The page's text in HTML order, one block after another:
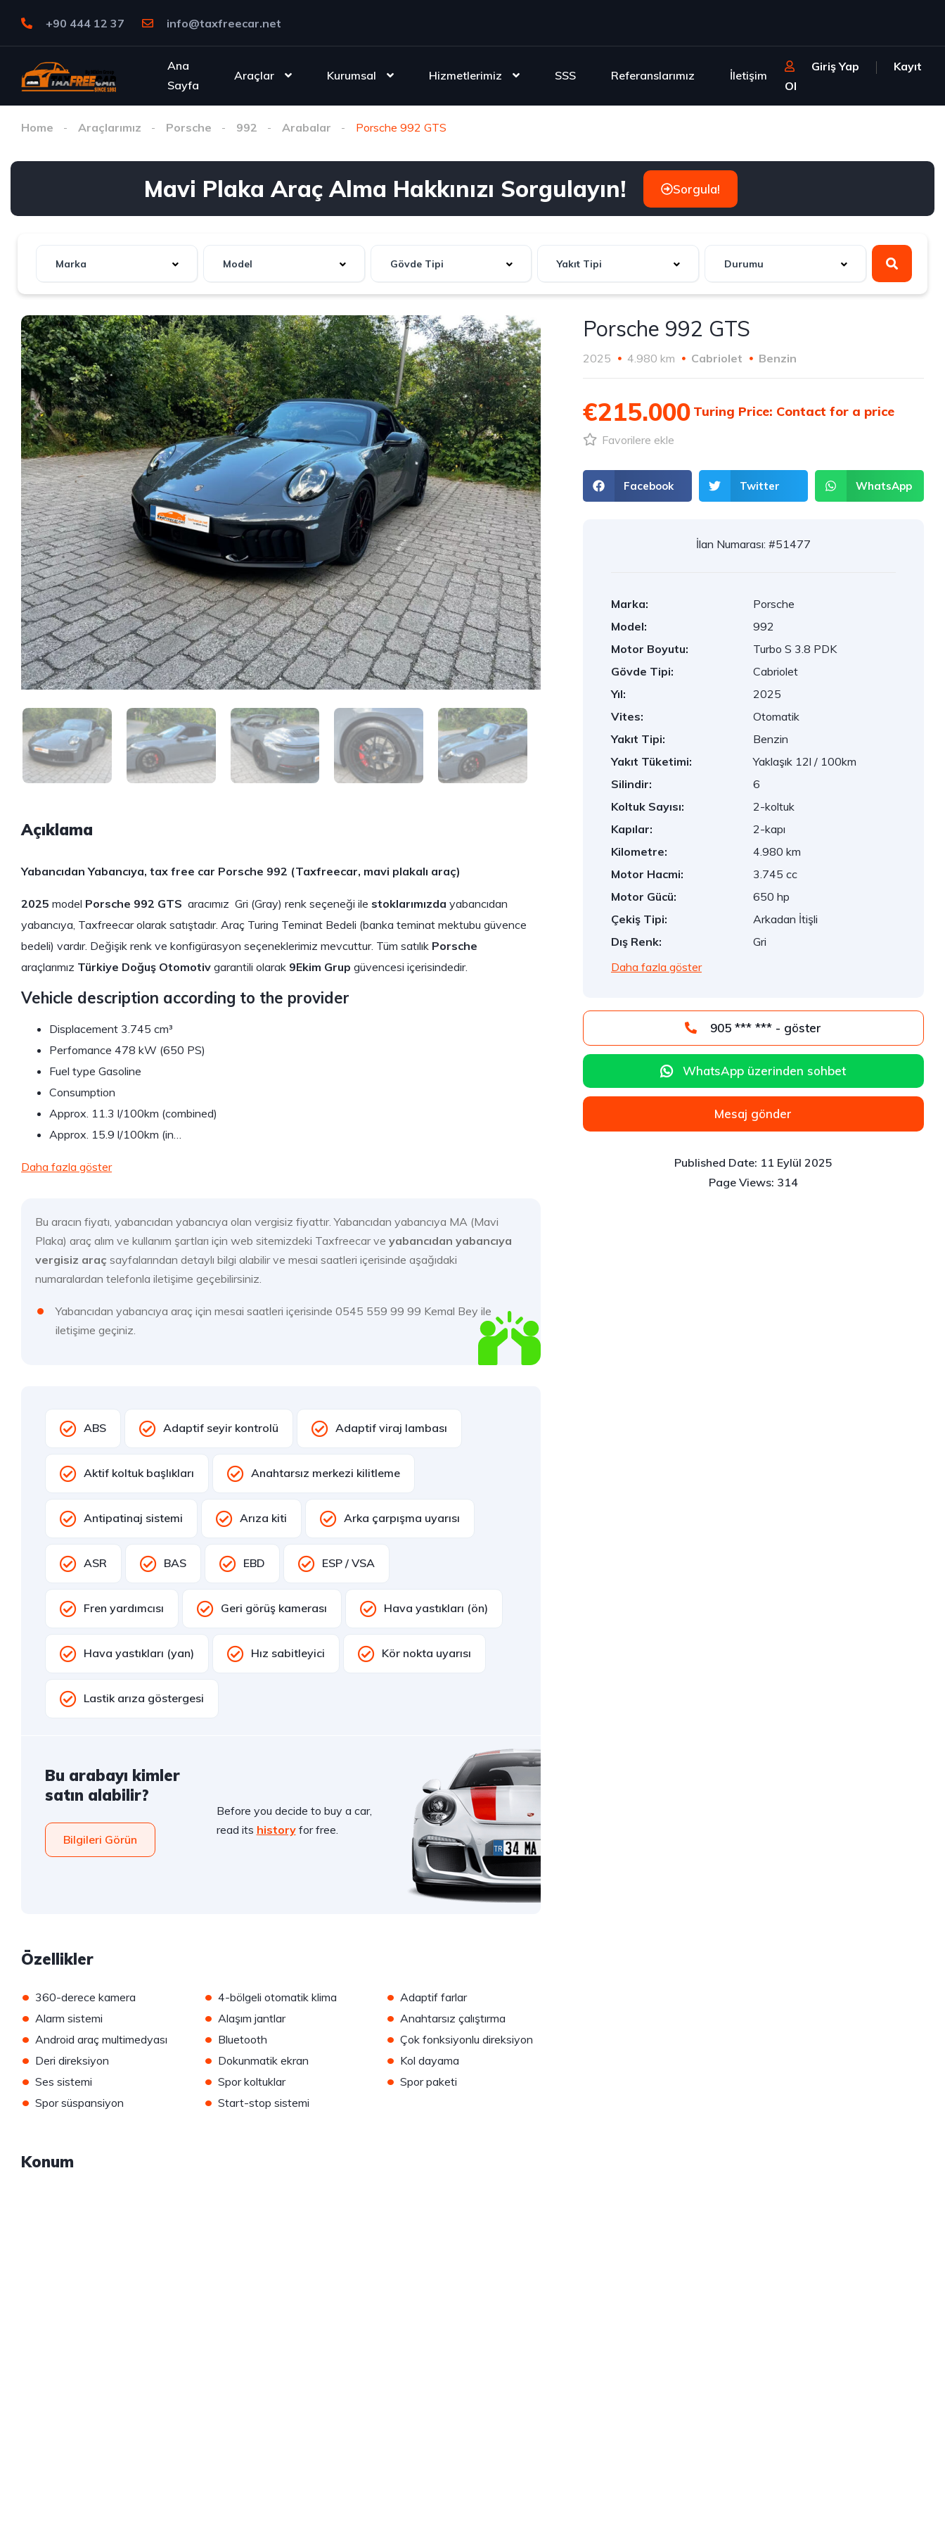
+90 444 12 37 info@taxfreecar.net
Ana
Sayfa
Araçlar Kurumsal Hizmetlerimiz SSS Referanslarımız İletişim
Giriş Yap
Kayıt
Ol
Home Araçlarımız Porsche 992 Arabalar Porsche 992 GTS
Mavi Plaka Araç Alma Hakkınızı Sorgulayın! Sorgula!
Marka Model Gövde Tipi Yakıt Tipi Durumu
Açıklama
Yabancıdan Yabancıya, tax free car Porsche 992 (Taxfreecar, mavi plakalı araç)
2025 model Porsche 992 GTS aracımız Gri (Gray) renk seçeneği ile stoklarımızda yabancıdan
yabancıya, Taxfreecar olarak satıştadır. Araç Turing Teminat Bedeli (banka teminat mektubu güvence
bedeli) vardır. Değişik renk ve konfigürasyon seçeneklerimiz mevcuttur. Tüm satılık Porsche
araçlarımız Türkiye Doğuş Otomotiv garantili olarak 9Ekim Grup güvencesi içerisindedir.
Vehicle description according to the provider
Displacement 3.745 cm³
Perfomance 478 kW (650 PS)
Fuel type Gasoline
Consumption
Approx. 11.3 l/100km (combined)
Approx. 15.9 l/100km (in…
Daha fazla göster
Bu aracın fiyatı, yabancıdan yabancıya olan vergisiz fiyattır. Yabancıdan yabancıya MA (Mavi
Plaka) araç alım ve kullanım şartları için web sitemizdeki Taxfreecar ve yabancıdan yabancıya
vergisiz araç sayfalarından detaylı bilgi alabilir ve mesai saatleri içerisinde aşağıdaki
numaralardan telefonla iletişime geçebilirsiniz.
Yabancıdan yabancıya araç için mesai saatleri içerisinde 0545 559 99 99 Kemal Bey ile
iletişime geçiniz.
ABS Adaptif seyir kontrolü Adaptif viraj lambası
Aktif koltuk başlıkları Anahtarsız merkezi kilitleme
Antipatinaj sistemi Arıza kiti Arka çarpışma uyarısı
ASR BAS EBD ESP / VSA
Fren yardımcısı Geri görüş kamerası Hava yastıkları (ön)
Hava yastıkları (yan) Hız sabitleyici Kör nokta uyarısı
Lastik arıza göstergesi
Bu arabayı kimler
satın alabilir?
Bilgileri Görün
Before you decide to buy a car,
read its historyfor free.
Özellikler
• 360-derece kamera • 4-bölgeli otomatik klima • Adaptif farlar
• Alarm sistemi • Alaşım jantlar • Anahtarsız çalıştırma
• Android araç multimedyası • Bluetooth • Çok fonksiyonlu direksiyon
• Deri direksiyon • Dokunmatik ekran • Kol dayama
• Ses sistemi • Spor koltuklar • Spor paketi
• Spor süspansiyon • Start-stop sistemi
Konum
Porsche 992 GTS
2025 4.980 km Cabriolet Benzin
€215.000 Contact for a price
Favorilere ekle
Facebook Twitter WhatsApp
İlan Numarası: #51477
Marka:
Porsche
Model:
992
Motor Boyutu:
Turbo S 3.8 PDK
Gövde Tipi:
Cabriolet
Yıl:
2025
Vites:
Otomatik
Yakıt Tipi:
Benzin
Yakıt Tüketimi:
Yaklaşık 12l / 100km
Silindir:
6
Koltuk Sayısı:
2-koltuk
Kapılar:
2-kapı
Kilometre:
4.980 km
Motor Hacmi:
3.745 cc
Motor Gücü:
650 hp
Çekiş Tipi:
Arkadan İtişli
Dış Renk:
Gri
Daha fazla göster
905 *** *** - göster
WhatsApp üzerinden sohbet
Mesaj gönder
11 Eylül 2025
314